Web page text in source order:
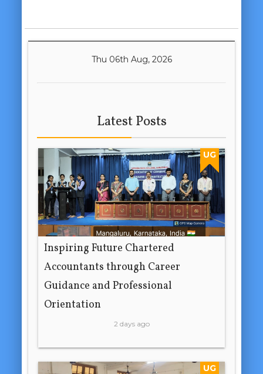
Thu 06th Aug, 2026
Latest Posts
UG
Inspiring Future Chartered
Accountants through Career
Guidance and Professional
Orientation
2 days ago
UG